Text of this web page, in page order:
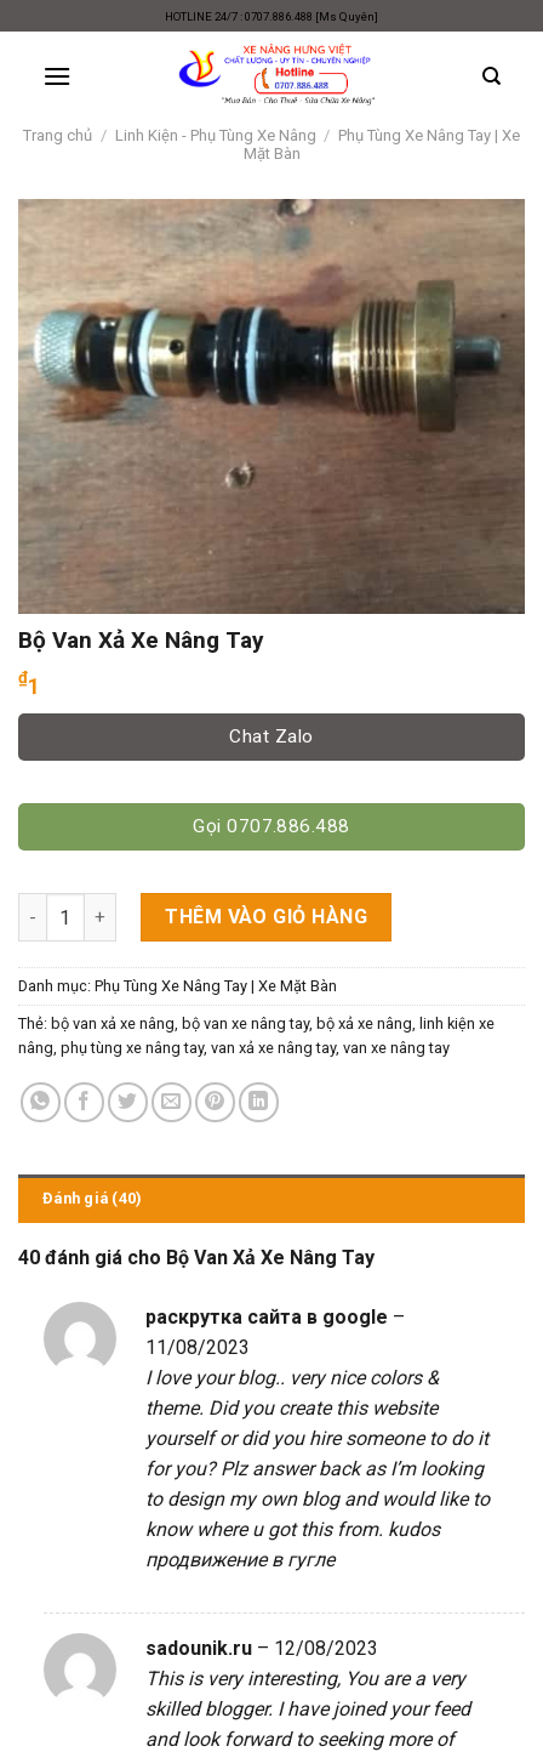
content
HOTLINE 24/7 : 0707.886.488 [Ms Quyên]
Trang chủ / Linh Kiện - Phụ Tùng Xe Nâng / Phụ Tùng Xe Nâng Tay | Xe
Mặt Bàn
Bộ Van Xả Xe Nâng Tay
₫1
Chat Zalo
Gọi 0707.886.488
Bộ Van Xả Xe Nâng Tay số lượng
THÊM VÀO GIỎ HÀNG
Danh mục: Phụ Tùng Xe Nâng Tay | Xe Mặt Bàn
Thẻ: bộ van xả xe nâng, bộ van xe nâng tay, bộ xả xe nâng, linh kiện xe
nâng, phụ tùng xe nâng tay, van xả xe nâng tay, van xe nâng tay
Đánh giá (40)
40 đánh giá cho Bộ Van Xả Xe Nâng Tay
раскрутка сайта в google –
11/08/2023
I love your blog.. very nice colors &
theme. Did you create this website
yourself or did you hire someone to do it
for you? Plz answer back as I’m looking
to design my own blog and would like to
know where u got this from. kudos
продвижение в гугле
sadounik.ru – 12/08/2023
This is very interesting, You are a very
skilled blogger. I have joined your feed
and look forward to seeking more of